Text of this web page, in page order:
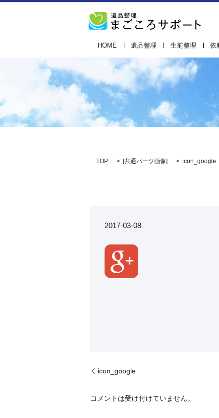
HOME 遺品整理 生前整理 依
TOP [共通パーツ画像] icon_google
2017-03-08
icon_google
コメントは受け付けていません。